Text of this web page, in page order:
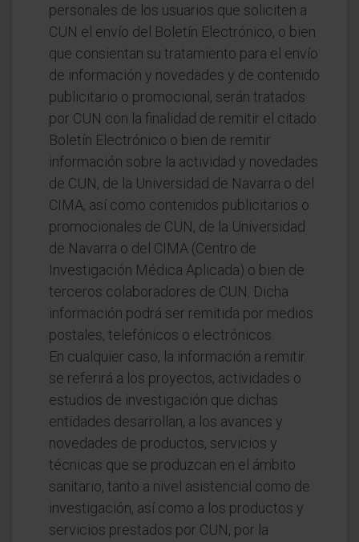
personales de los usuarios que soliciten a
CUN el envío del Boletín Electrónico, o bien
que consientan su tratamiento para el envío
de información y novedades y de contenido
publicitario o promocional, serán tratados
por CUN con la finalidad de remitir el citado
Boletín Electrónico o bien de remitir
información sobre la actividad y novedades
de CUN, de la Universidad de Navarra o del
CIMA, así como contenidos publicitarios o
promocionales de CUN, de la Universidad
de Navarra o del CIMA (Centro de
Investigación Médica Aplicada) o bien de
terceros colaboradores de CUN. Dicha
información podrá ser remitida por medios
postales, telefónicos o electrónicos.
En cualquier caso, la información a remitir
se referirá a los proyectos, actividades o
estudios de investigación que dichas
entidades desarrollan, a los avances y
novedades de productos, servicios y
técnicas que se produzcan en el ámbito
sanitario, tanto a nivel asistencial como de
investigación, así como a los productos y
servicios prestados por CUN, por la